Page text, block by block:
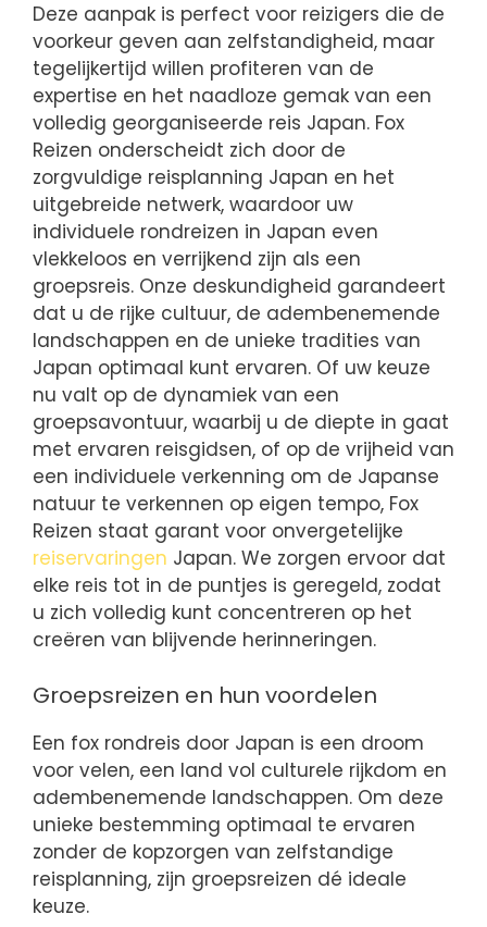
Deze aanpak is perfect voor reizigers die de
voorkeur geven aan zelfstandigheid, maar
tegelijkertijd willen profiteren van de
expertise en het naadloze gemak van een
volledig georganiseerde reis Japan. Fox
Reizen onderscheidt zich door de
zorgvuldige reisplanning Japan en het
uitgebreide netwerk, waardoor uw
individuele rondreizen in Japan even
vlekkeloos en verrijkend zijn als een
groepsreis. Onze deskundigheid garandeert
dat u de rijke cultuur, de adembenemende
landschappen en de unieke tradities van
Japan optimaal kunt ervaren. Of uw keuze
nu valt op de dynamiek van een
groepsavontuur, waarbij u de diepte in gaat
met ervaren reisgidsen, of op de vrijheid van
een individuele verkenning om de Japanse
natuur te verkennen op eigen tempo, Fox
Reizen staat garant voor onvergetelijke
reiservaringen Japan. We zorgen ervoor dat
elke reis tot in de puntjes is geregeld, zodat
u zich volledig kunt concentreren op het
creëren van blijvende herinneringen.
Groepsreizen en hun voordelen
Een fox rondreis door Japan is een droom
voor velen, een land vol culturele rijkdom en
adembenemende landschappen. Om deze
unieke bestemming optimaal te ervaren
zonder de kopzorgen van zelfstandige
reisplanning, zijn groepsreizen dé ideale
keuze.